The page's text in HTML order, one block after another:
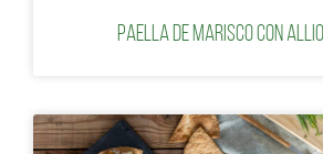
Paella de marisco con